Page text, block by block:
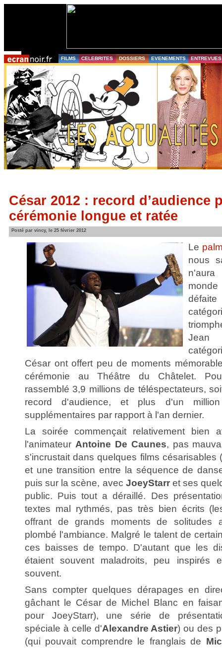
FILMS CELEBRITES DOSSIERS EVENEMENTS ENTREVUES
César 2012 : record d’audience
cérémonie longue et ratée
Posté par vincy, le 25 février 2012
Le
nous
Jean
César ont offert peu de moments
cérémonie au Théâtre du Châtelet.
rassemblé 3,9 millions de téléspectateurs,
record d'audience, et plus d'un million
supplémentaires par rapport à l'an dernier.
La soirée commençait relativement bien
l'animateur Antoine De Caunes, pas
s'incrustait dans quelques films césarisables
et une transition entre la séquence de
puis sur la scène, avec JoeyStarret ses
public. Puis tout a déraillé. Des
textes mal rythmés, pas très bien écrits
offrant de grands moments de solitudes
plombé l'ambiance. Malgré le talent de
ces baisses de tempo. D'autant que les
étaient souvent maladroits, peu inspirés
souvent.
Sans compter quelques dérapages en
gâchant le César de Michel Blanc en
pour JoeyStarr), une série de
spéciale à celle d'Alexandre Astier) ou des
(qui pouvait comprendre le franglais de